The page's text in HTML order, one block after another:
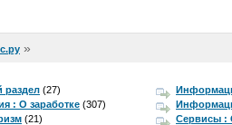
»
раздел (27)
: О заработке (307)
(21)
Сервисы :